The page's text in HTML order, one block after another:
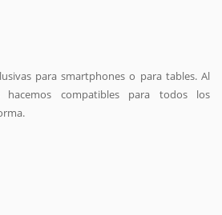
para smartphones o para tables. Al
hacemos compatibles para todos los